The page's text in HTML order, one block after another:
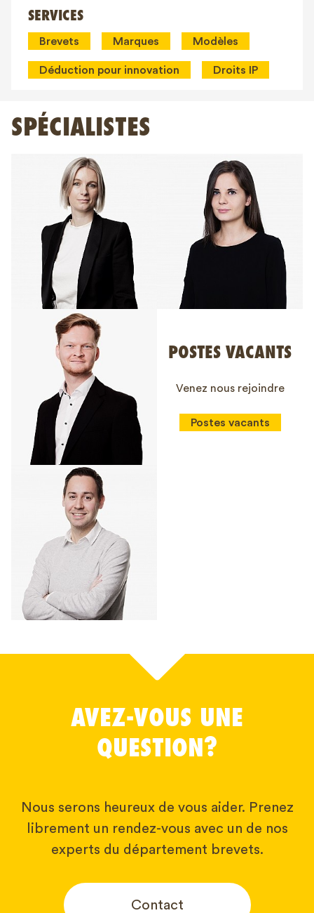
SERVICES
Brevets Marques Modèles
Déduction pour innovation Droits IP
SPÉCIALISTES
POSTES VACANTS
Venez nous rejoindre
Postes vacants
AVEZ-VOUS UNE
QUESTION?
Nous serons heureux de vous aider. Prenez
librement un rendez-vous avec un de nos
experts du département brevets.
Contact